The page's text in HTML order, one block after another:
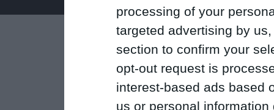
processing of your
targeted advertising by
section to confirm your
opt-out request is
interest-based ads based
us or personal